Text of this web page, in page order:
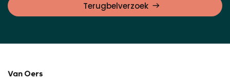
Terugbelverzoek
Van Oers